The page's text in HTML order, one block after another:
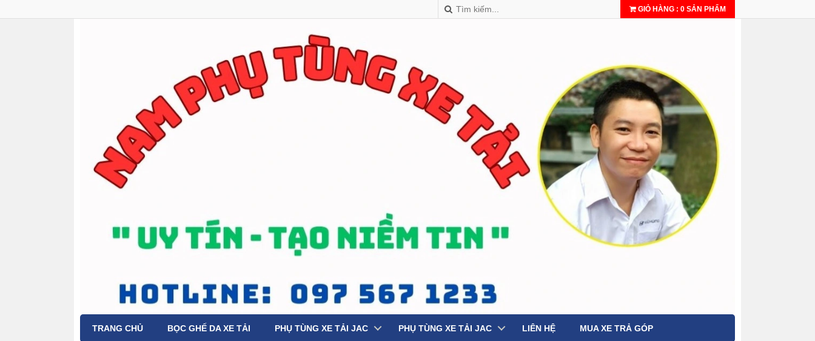
GIỎ HÀNG : 0 SẢN PHẨM
TRANG CHỦ BỌC GHẾ DA XE TẢI PHỤ TÙNG XE TẢI JAC PHỤ TÙNG XE TẢI JAC LIÊN HỆ MUA XE TRẢ GÓP